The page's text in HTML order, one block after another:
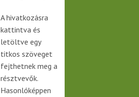
A hivatkozásra
kattintva és
letöltve egy
titkos szöveget
fejthetnek meg a
résztvevők.
Hasonlóképpen